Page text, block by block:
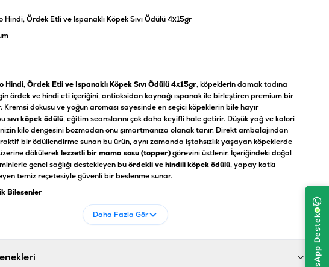
Hindi, Ördek Etli ve Ispanaklı Köpek Sıvı Ödülü 4x15gr
Hindi, Ördek Etli ve Ispanaklı Köpek Sıvı Ödülü 4x15gr, köpeklerin damak tadına
ördek ve hindi eti içeriğini, antioksidan kaynağı ıspanak ile birleştiren premium bir
Kremsi dokusu ve yoğun aroması sayesinde en seçici köpeklerin bile hayır
sıvı köpek ödülü, eğitim seanslarını çok daha keyifli hale getirir. Düşük yağ ve kalori
kilo dengesini bozmadan onu şımartmanıza olanak tanır. Direkt ambalajından
bir ödüllendirme sunan bu ürün, aynı zamanda iştahsızlık yaşayan köpeklerde
dökülereklezzetli bir mama sosu (topper)görevini üstlenir. İçeriğindeki doğal
genel sağlığı destekleyen buördekli ve hindili köpek ödülü, yapay katkı
temiz reçetesiyle güvenli bir beslenme sunar.
Bileşenler
Min. %6,5
Daha Fazla Gör